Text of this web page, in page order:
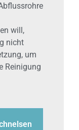
will,
nicht
um
Reinigung